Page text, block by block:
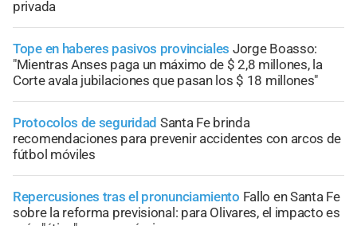
privada
Tope en haberes pasivos provinciales Jorge Boasso:
"Mientras Anses paga un máximo de $ 2,8 millones, la
Corte avala jubilaciones que pasan los $ 18 millones"
Protocolos de seguridad Santa Fe brinda
recomendaciones para prevenir accidentes con arcos de
fútbol móviles
Repercusiones tras el pronunciamiento Fallo en Santa Fe
sobre la reforma previsional: para Olivares, el impacto es